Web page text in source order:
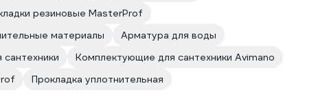
резиновые MasterProf
материалы
Арматура для воды
Комплектующие для сантехники Avimano
Прокладка уплотнительная